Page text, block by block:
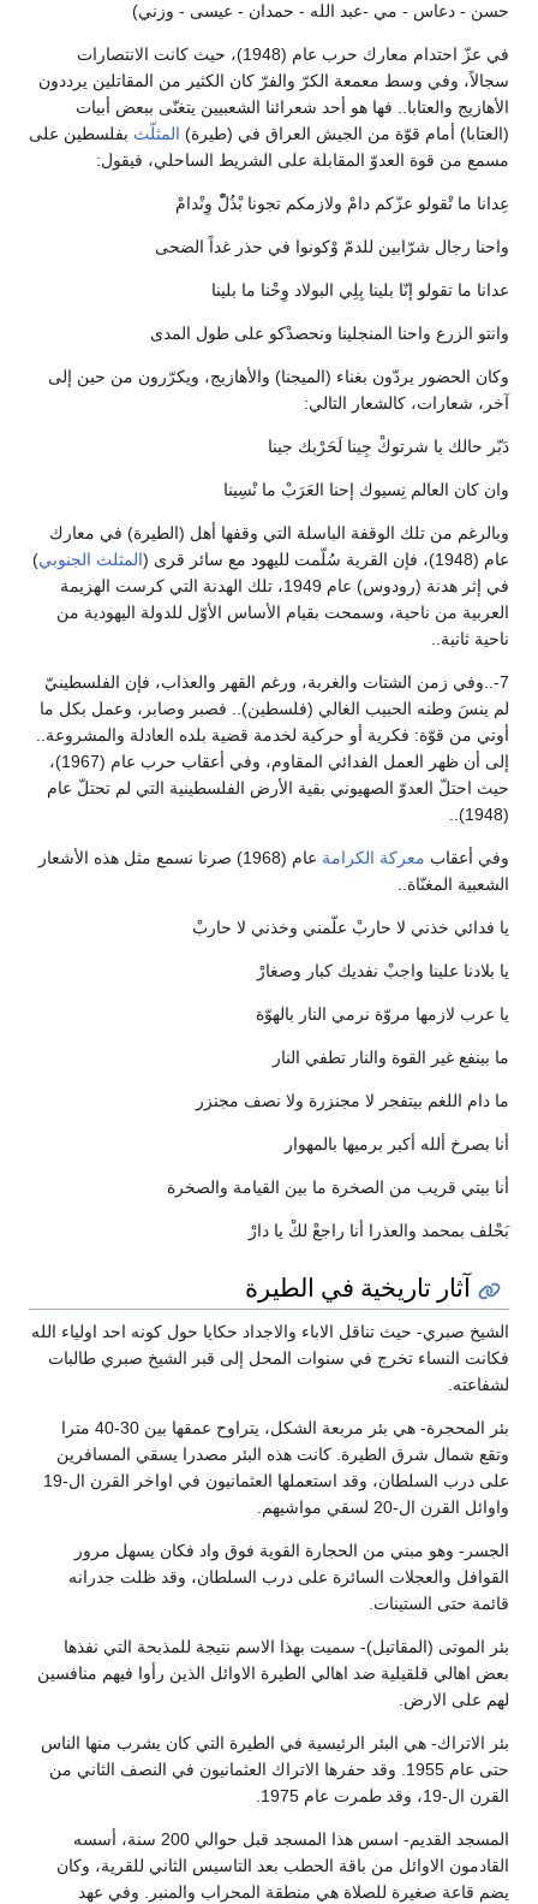
حسن - دعاس - مي -عبد الله - حمدان - عيسى - وزني)
في عزّ احتدام معارك حرب عام (1948)، حيث كانت الانتصارات
سجالاً، وفي وسط معمعة الكرّ والفرّ كان الكثير من المقاتلين يرددون
الأهازيج والعتابا.. فها هو أحد شعرائنا الشعبيين يتغنّى ببعض أبيات
(العتابا) أمام قوّة من الجيش العراق في (طيرة) المثلّث بفلسطين على
مسمع من قوة العدوّ المقابلة على الشريط الساحلي، فيقول:
عِدانا ما تْقولو عزّكم دامْ ولازمكم تجونا بْذُلّْ وِنْدامْ
واحنا رجال شرّابين للدمّ وْكونوا في حذر غداً الضحى
عدانا ما تقولو إنّا بلينا بِلِي البولاد وِحْنا ما بلينا
وانتو الزرع واحنا المنجلينا ونحصدْكو على طول المدى
وكان الحضور يردّون بغناء (الميجنا) والأهازيج، ويكرّرون من حين إلى
آخر، شعارات، كالشعار التالي:
دَبّر حالك يا شرتوكْ جِينا لَحَرْبك جينا
وان كان العالم نِسيوك إحنا العَرَبْ ما نْسِينا
وبالرغم من تلك الوقفة الباسلة التي وقفها أهل (الطيرة) في معارك
عام (1948)، فإن القرية سُلّمت لليهود مع سائر قرى (
المثلث الجنوبي)
في إثر هدنة (رودوس) عام 1949، تلك الهدنة التي كرست الهزيمة
العربية من ناحية، وسمحت بقيام الأساس الأوّل للدولة اليهودية من
ناحية ثانية..
7-..وفي زمن الشتات والغربة، ورغم القهر والعذاب، فإن الفلسطينيّ
لم ينسَ وطنه الحبيب الغالي (فلسطين).. فصبر وصابر، وعمل بكل ما
أوتي من قوّة: فكرية أو حركية لخدمة قضية بلده العادلة والمشروعة..
إلى أن ظهر العمل الفدائي المقاوم، وفي أعقاب حرب عام (1967)،
حيث احتلّ العدوّ الصهيوني بقية الأرض الفلسطينية التي لم تحتلّ عام
(1948)..
وفي أعقاب معركة الكرامة
عام (1968) صرنا نسمع مثل هذه الأشعار
الشعبية المغنّاة..
يا فدائي خذني لا حاربْ علّمني وخذني لا حاربْ
يا بلادنا علينا واجبْ نفديك كبار وصغارْ
يا عرب لازمها مروّة نرمي النار بالهوّة
ما بينفع غير القوة والنار تطفي النار
ما دام اللغم بيتفجر لا مجنزرة ولا نصف مجنزر
أنا بصرخ ألله أكبر برميها بالمهوار
أنا بيتي قريب من الصخرة ما بين القيامة والصخرة
بَحْلف بمحمد والعذرا أنا راجعْ لكْ يا دارْ
آثار تاريخية في الطيرة
الشيخ صبري- حيث تناقل الاباء والاجداد حكايا حول كونه احد اولياء الله
فكانت النساء تخرج في سنوات المحل إلى قبر الشيخ صبري طالبات
لشفاعته.
بئر المحجرة- هي بئر مربعة الشكل، يتراوح عمقها بين 30-40 مترا
وتقع شمال شرق الطيرة. كانت هذه البئر مصدرا يسقي المسافرين
على درب السلطان، وقد استعملها العثمانيون في اواخر القرن ال-19
واوائل القرن ال-20 لسقي مواشيهم.
الجسر- وهو مبني من الحجارة القوية فوق واد فكان يسهل مرور
القوافل والعجلات السائرة على درب السلطان، وقد ظلت جدرانه
قائمة حتى الستينات.
بئر الموتى (المقاتيل)- سميت بهذا الاسم نتيجة للمذبحة التي نفذها
بعض اهالي قلقيلية ضد اهالي الطيرة الاوائل الذين رأوا فيهم منافسين
لهم على الارض.
بئر الاتراك- هي البئر الرئيسية في الطيرة التي كان يشرب منها الناس
حتى عام 1955. وقد حفرها الاتراك العثمانيون في النصف الثاني من
القرن ال-19، وقد طمرت عام 1975.
المسجد القديم- اسس هذا المسجد قبل حوالي 200 سنة، أسسه
القادمون الاوائل من باقة الحطب بعد التاسيس الثاني للقرية، وكان
يضم قاعة صغيرة للصلاة هي منطقة المحراب والمنبر. وفي عهد